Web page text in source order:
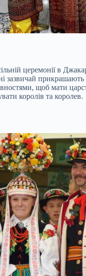
церемонії в
зазвичай прикрашають
щоб мати
королів та королев.